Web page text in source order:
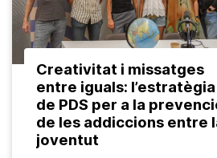
Creativitat i missatges
entre iguals: l’estratègia
de PDS per a la
de les addiccions entre
joventut